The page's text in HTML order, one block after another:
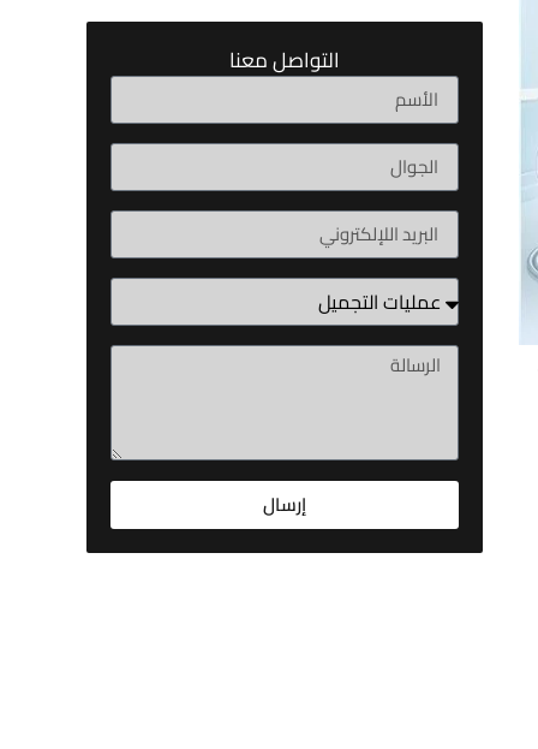
التواصل معنا
إرسال